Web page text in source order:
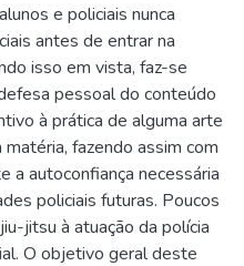
e policiais nunca
antes de entrar na
isso em vista, faz-se
pessoal do conteúdo
à prática de alguma arte
fazendo assim com
a autoconfiança necessária
policiais futuras. Poucos
jitsu à atuação da polícia
O objetivo geral deste